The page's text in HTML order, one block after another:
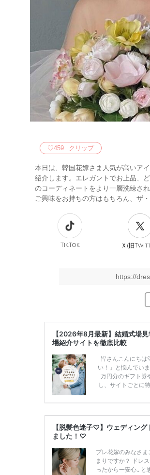
♡459 クリップ
本日は、韓国花嫁さま人気が高いア
紹介します。エレガントでお上品、
のコーディネートをより一層洗練さ
ご興味をお持ちの方はもちろん、ザ
TikTok Ｘ(旧
https://
【2026年8月最新】結婚式場
場紹介サイトを徹底比較
皆さんこんにち
い！」と悩んでい
万円分のギフト券
し、サイトごとに
ンペーン特典ラン
補を絞れ
【脱髪色迷子♡】ウェディン
ました！♡
プレ花嫁のみなさ
まりですか？ ドレ
ったから一安心.. と